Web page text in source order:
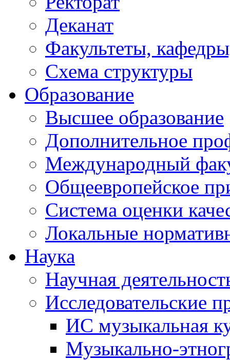
Деканат
Факультеты,
Схема структуры
Образование
Высшее образование
Дополнительное
Международный
Общеевропейское
Система оценки
Локальные
Наука
Научная
Исследовательские
ИС музыкальная
Музыкально-